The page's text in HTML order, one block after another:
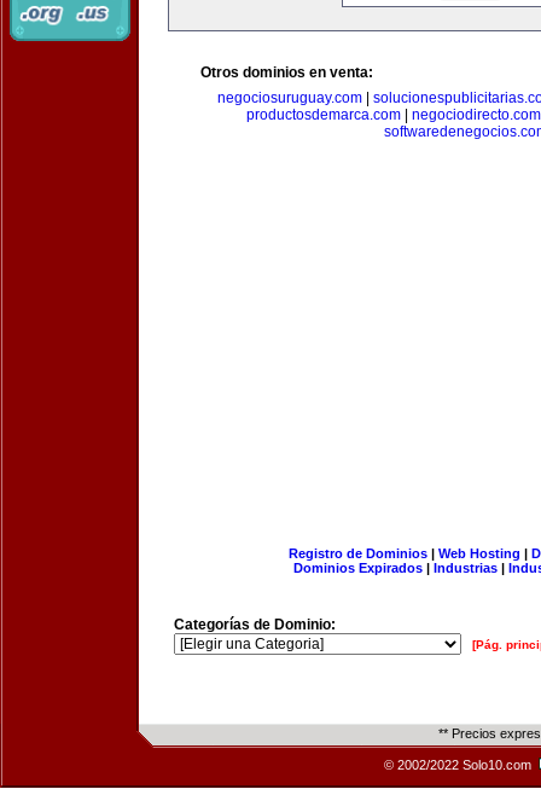
Otros dominios en venta:
negociosuruguay.com
productosdemarca.com| negociodirecto.com
Registro de Dominios| Web Hosting |
Dominios Expirados | Industrias |
Categorías de Dominio:
[Pág.
** Precios
© 2002/2022 Solo10.com